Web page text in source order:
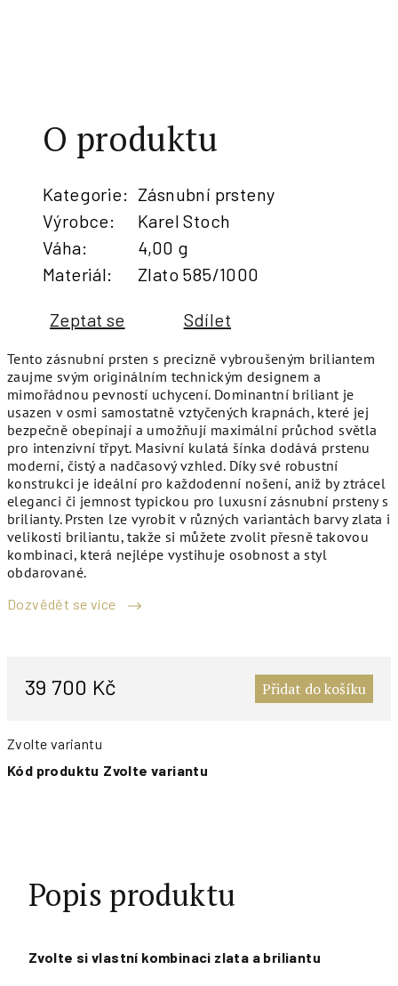
Tento zásnubní prsten s precizně vybroušeným briliantem
zaujme svým originálním technickým designem a
mimořádnou pevností uchycení. Dominantní briliant je
usazen v osmi samostatně vztyčených krapnách, které jej
bezpečně obepínají a umožňují maximální průchod světla
pro intenzivní třpyt. Masivní kulatá šínka dodává prstenu
moderní, čistý a nadčasový vzhled. Díky své robustní
konstrukci je ideální pro každodenní nošení, aniž by ztrácel
eleganci či jemnost typickou pro luxusní zásnubní prsteny s
brilianty. Prsten lze vyrobit v různých variantách barvy zlata i
velikosti briliantu, takže si můžete zvolit přesně takovou
kombinaci, která nejlépe vystihuje osobnost a styl
obdarované.
Dozvědět se více
39 700 Kč Přidat do košíku
Zvolte variantu
Kód produktu Zvolte variantu
O produktu
Kategorie: Zásnubní prsteny
Výrobce:
Karel Stoch
Váha:
4,00 g
Materiál: Zlato 585/1000
Zeptat se Sdílet
Popis produktu
Zvolte si vlastní kombinaci zlata a briliantu